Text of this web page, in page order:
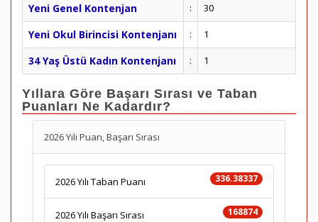
Yeni Genel Kontenjan : 30
Yeni Okul Birincisi Kontenjanı : 1
34 Yaş Üstü Kadın Kontenjanı : 1
Yıllara Göre Başarı Sırası ve Taban
Puanları Ne Kadardır?
2026 Yılı Puan, Başarı Sırası
336.38337
2026 Yılı Taban Puanı
168874
2026 Yılı Başarı Sırası